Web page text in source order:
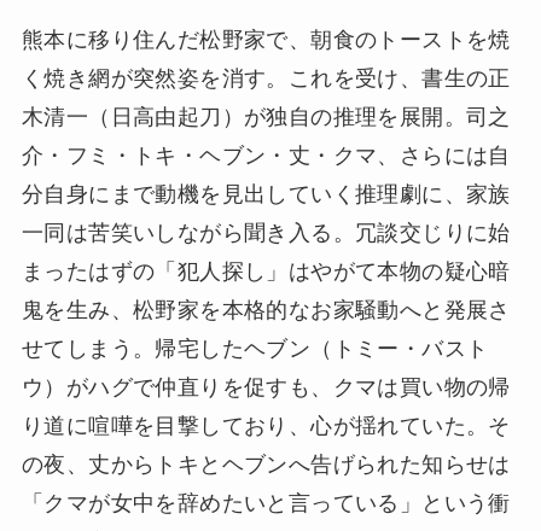
熊本に移り住んだ松野家で、朝食のトーストを焼
く焼き網が突然姿を消す。これを受け、書生の正
木清一（日高由起刀）が独自の推理を展開。司之
介・フミ・トキ・ヘブン・丈・クマ、さらには自
分自身にまで動機を見出していく推理劇に、家族
一同は苦笑いしながら聞き入る。冗談交じりに始
まったはずの「犯人探し」はやがて本物の疑心暗
鬼を生み、松野家を本格的なお家騒動へと発展さ
せてしまう。帰宅したヘブン（トミー・バスト
ウ）がハグで仲直りを促すも、クマは買い物の帰
り道に喧嘩を目撃しており、心が揺れていた。そ
の夜、丈からトキとヘブンへ告げられた知らせは
「クマが女中を辞めたいと言っている」という衝